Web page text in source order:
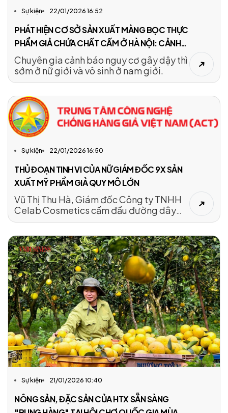
Sự kiện 22/01/2026 16:52
PHÁT HIỆN CƠ SỞ SẢN XUẤT MÀNG BỌC THỰC
PHẨM GIẢ CHỨA CHẤT CẤM Ở HÀ NỘI: CẢNH
BÁO NGUY HIỂM TỪ CHUYÊN GIA
Chuyên gia cảnh báo nguy cơ gây dậy thì
sớm ở nữ giới và vô sinh ở nam giới.
Sự kiện 22/01/2026 16:50
THỦ ĐOẠN TINH VI CỦA NỮ GIÁM ĐỐC 9X SẢN
XUẤT MỸ PHẨM GIẢ QUY MÔ LỚN
Vũ Thị Thu Hà, Giám đốc Công ty TNHH
Celab Cosmetics cầm đầu đường dây
sản xuất hơn 1 vạn sản phẩm mỹ phẩm giả
Sự kiện 21/01/2026 10:40
NÔNG SẢN, ĐẶC SẢN CỦA HTX SẴN SÀNG